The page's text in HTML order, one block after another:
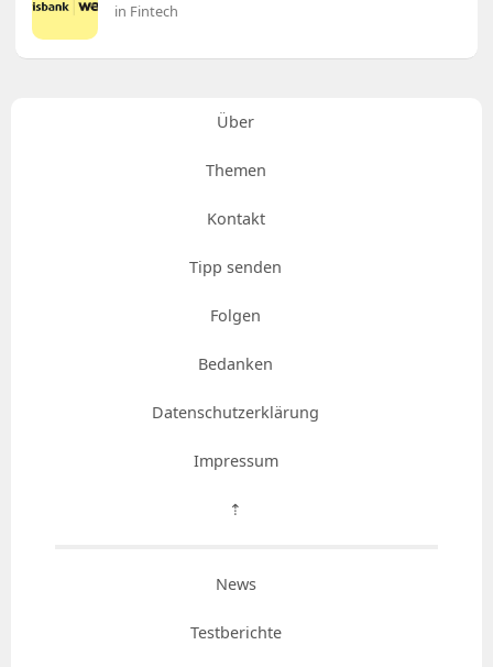
in Fintech
Über
Themen
Kontakt
Tipp senden
Folgen
Bedanken
Datenschutzerklärung
Impressum
⇡
News
Testberichte